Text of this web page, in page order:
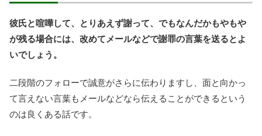
彼氏と喧嘩して、とりあえず謝って、でもなんだかもやもや
が残る場合には、改めてメールなどで謝罪の言葉を送るとよ
いでしょう。
二段階のフォローで誠意がさらに伝わりますし、面と向かっ
て言えない言葉もメールなどなら伝えることができるという
のは良くある話です。